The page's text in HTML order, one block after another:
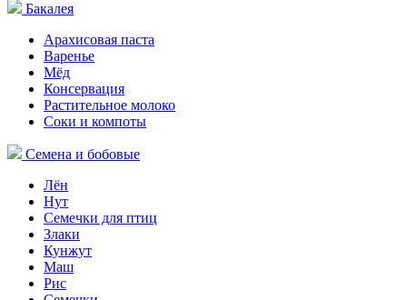
Бакалея
Арахисовая паста
Варенье
Мёд
Консервация
Растительное молоко
Соки и компоты
Семена и бобовые
Лён
Нут
Семечки для птиц
Злаки
Кунжут
Маш
Рис